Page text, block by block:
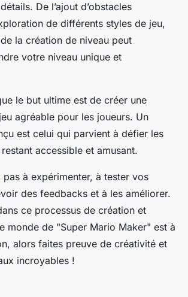
De l’ajout d’obstacles
de différents styles de jeu,
la création de niveau peut
votre niveau unique et
le but ultime est de créer une
agréable pour les joueurs. Un
est celui qui parvient à défier les
accessible et amusant.
pas à expérimenter, à tester vos
des feedbacks et à les améliorer.
ce processus de création et
monde de "Super Mario Maker" est à
alors faites preuve de créativité et
incroyables !